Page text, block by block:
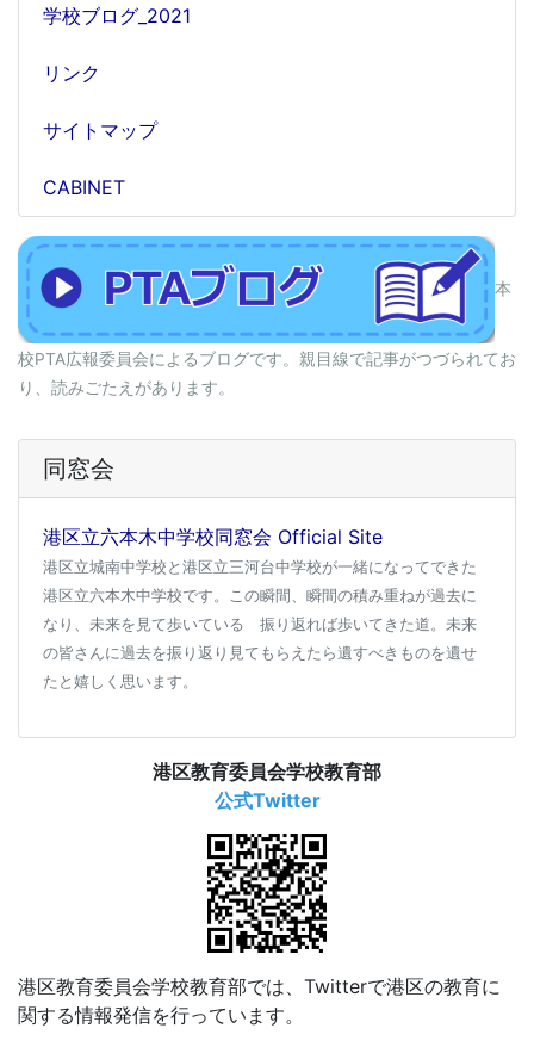
学校ブログ_2021
リンク
サイトマップ
CABINET
本
校PTA広報委員会によるブログです。親目線で記事がつづられてお
り、読みごたえがあります。
同窓会
港区立六本木中学校同窓会 Official Site
港区立城南中学校と港区立三河台中学校が一緒になってできた
港区立六本木中学校です。この瞬間、瞬間の積み重ねが過去に
なり、未来を見て歩いている 振り返れば歩いてきた道。未来
の皆さんに過去を振り返り見てもらえたら遺すべきものを遺せ
たと嬉しく思います。
港区教育委員会学校教育部
公式Twitter
港区教育委員会学校教育部では、Twitterで港区の教育に
関する情報発信を行っています。